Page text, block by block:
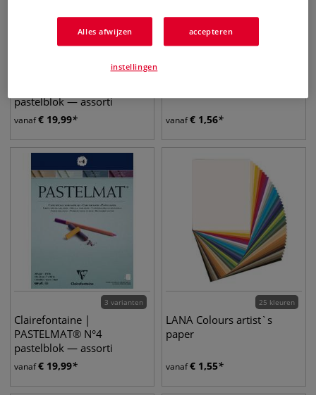
pastelblok — assorti
vanaf€ 19,99 vanaf€ 1,56
3 varianten
Clairefontaine |
PASTELMAT® N°4
pastelblok — assorti
vanaf€ 19,99
25 kleuren
LANA Colours artist`s
paper
vanaf€ 1,55
Alles afwijzen accepteren
instellingen